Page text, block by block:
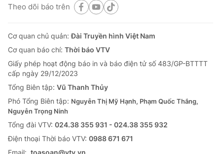
Theo dõi báo trên
Cơ quan chủ quản:Đài Truyền hình Việt Nam
Cơ quan báo chí: Thời báo VTV
Giấy phép hoạt động báo in và báo điện tử số 483/GP-BTTTT
cấp ngày 29/12/2023
Tổng Biên tập: Vũ Thanh Thủy
Phó Tổng Biên tập: Nguyễn Thị Mỹ Hạnh, Phạm Quốc Thắng,
Nguyễn Trọng Ninh
Tổng đài VTV: 024.38 355 931 - 024.38 355 932
Ðiện thoại Thời báo VTV: 0988 671 671
Email: toasoan@vtv.vn